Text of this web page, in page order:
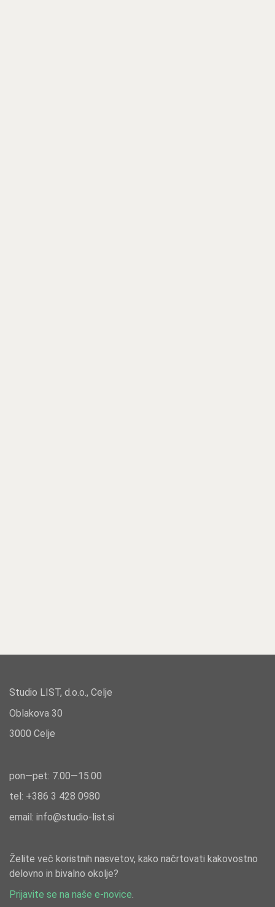
Studio LIST, d.o.o., Celje
Oblakova 30
3000 Celje
pon—pet: 7.00—15.00
tel: +386 3 428 0980
email: info@studio-list.si
Želite več koristnih nasvetov, kako načrtovati kakovostno
delovno in bivalno okolje?
Prijavite se na naše e-novice